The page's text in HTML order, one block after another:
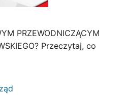
PRZEWODNICZĄCYM
Przeczytaj, co